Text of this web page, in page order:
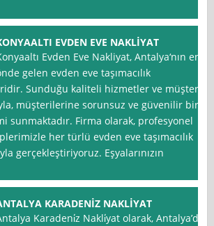
EVDEN EVE NAKLİYAT
Evden Eve Nakliyat, Antalya‘nın en
gelen evden eve taşımacılık
Sunduğu kaliteli hizmetler ve müşteri
müşterilerine sorunsuz ve güvenilir bir
sunmaktadır. Firma olarak, profesyonel
her türlü evden eve taşımacılık
gerçekleştiriyoruz. Eşyalarınızın
KARADENİZ NAKLİYAT
Karadeni̇z Nakli̇yat olarak, Antalya’da